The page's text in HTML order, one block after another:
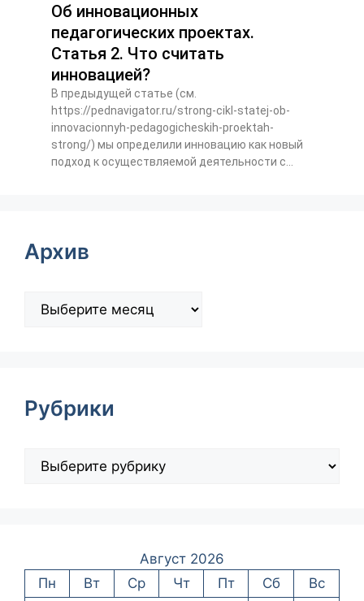
Об инновационных
педагогических проектах.
Статья 2. Что считать
инновацией?
В предыдущей статье (см.
https://pednavigator.ru/strong-cikl-statej-ob-
innovacionnyh-pedagogicheskih-proektah-
strong/) мы определили инновацию как новый
подход к осуществляемой деятельности с...
Архив
Рубрики
Август 2026
Пн
Вт Ср Чт Пт Сб
Вс